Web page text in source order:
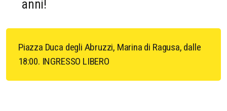
anni!
Piazza Duca degli Abruzzi, Marina di Ragusa, dalle
18:00. INGRESSO LIBERO